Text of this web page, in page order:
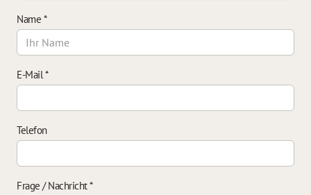
Name *
E-Mail*
Telefon
Frage / Nachricht*